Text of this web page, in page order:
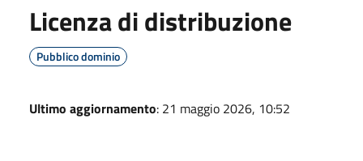
Licenza di distribuzione
Pubblico dominio
Ultimo aggiornamento: 21 maggio 2026, 10:52